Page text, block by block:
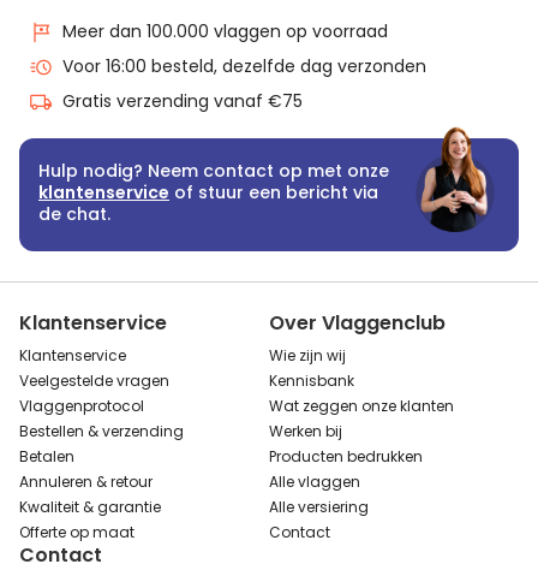
Meer dan 100.000 vlaggen op voorraad
Voor 16:00 besteld, dezelfde dag verzonden
Gratis verzending vanaf €75
Hulp nodig? Neem contact op met onze
klantenservice of stuur een bericht via
de chat.
Klantenservice
Klantenservice
Veelgestelde vragen
Vlaggenprotocol
Bestellen & verzending
Betalen
Annuleren & retour
Kwaliteit & garantie
Offerte op maat
Over Vlaggenclub
Wie zijn wij
Kennisbank
Wat zeggen onze klanten
Werken bij
Producten bedrukken
Alle vlaggen
Alle versiering
Contact
Contact